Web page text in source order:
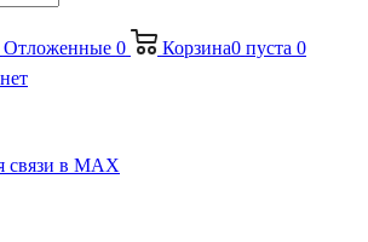
Отложенные 0 Корзина0 пуста 0
связи в МАХ